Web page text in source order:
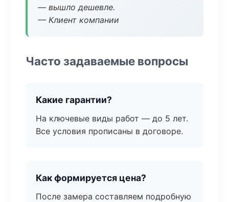
— вышло дешевле.
— Клиент компании
Часто задаваемые вопросы
Какие гарантии?
На ключевые виды работ — до 5 лет.
Все условия прописаны в договоре.
Как формируется цена?
После замера составляем подробную